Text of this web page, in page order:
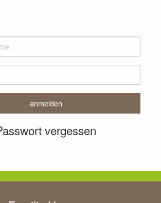
vergessen